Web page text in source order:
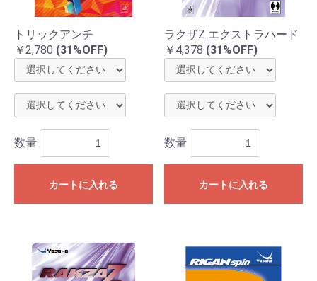
トリックアンチ
￥2,780 (31%OFF)
数量
カートに入れる
ラクザZ エクストラハード
￥4,378 (31%OFF)
数量
カートに入れる